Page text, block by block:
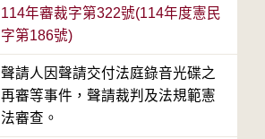
114年審裁字第322號(114年度憲民
字第186號)
聲請人因聲請交付法庭錄音光碟之
再審等事件，聲請裁判及法規範憲
法審查。